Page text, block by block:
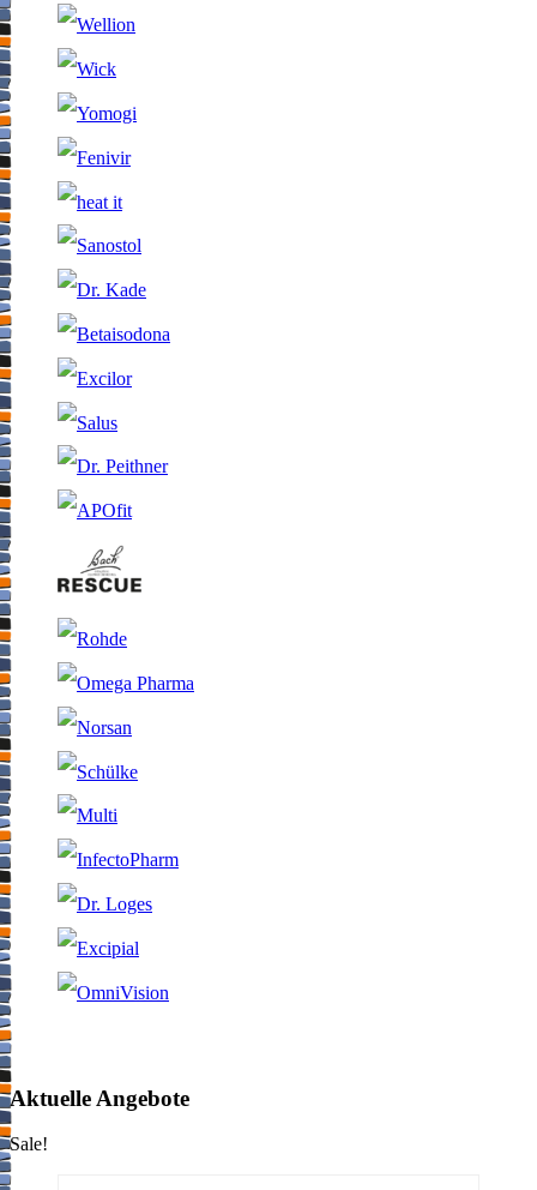
Aktuelle Angebote
Sale!